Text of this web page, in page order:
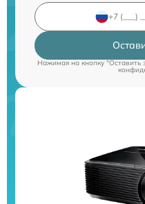
Нажимая на кнопку "Оставить